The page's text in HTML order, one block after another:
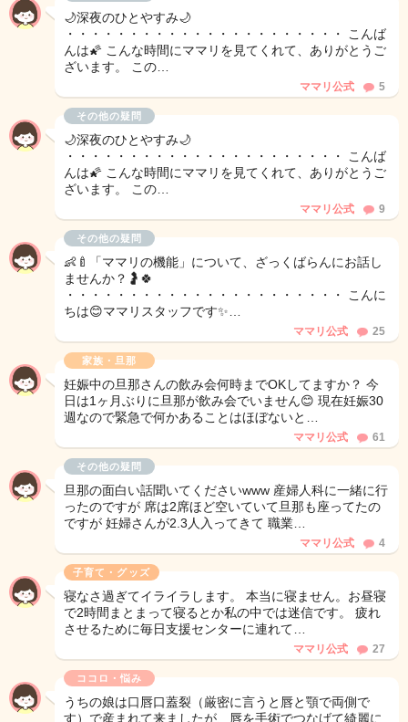
🌙深夜のひとやすみ🌙
・・・・・・・・・・・・・・・・・・・・・・ こんば
んは🌠 こんな時間にママリを見てくれて、ありがとうご
ざいます。 この…
ママリ公式 5
その他の疑問
🌙深夜のひとやすみ🌙
・・・・・・・・・・・・・・・・・・・・・・ こんば
んは🌠 こんな時間にママリを見てくれて、ありがとうご
ざいます。 この…
ママリ公式 9
その他の疑問
👶🍼「ママリの機能」について、ざっくばらんにお話し
ませんか？🤰🍀
・・・・・・・・・・・・・・・・・・・・・・ こんに
ちは😊ママリスタッフです✨️…
ママリ公式 25
家族・旦那
妊娠中の旦那さんの飲み会何時までOKしてますか？ 今
日は1ヶ月ぶりに旦那が飲み会でいません😊 現在妊娠30
週なので緊急で何かあることはほぼないと…
ママリ公式 61
その他の疑問
旦那の面白い話聞いてくださいwww 産婦人科に一緒に行
ったのですが 席は2席ほど空いていて旦那も座ってたの
ですが 妊婦さんが2.3人入ってきて 職業…
ママリ公式 4
子育て・グッズ
寝なさ過ぎてイライラします。 本当に寝ません。お昼寝
で2時間まとまって寝るとか私の中では迷信です。 疲れ
させるために毎日支援センターに連れて…
ママリ公式 27
ココロ・悩み
うちの娘は口唇口蓋裂（厳密に言うと唇と顎で両側で
す）で産まれて来ましたが、唇を手術でつなげて綺麗に